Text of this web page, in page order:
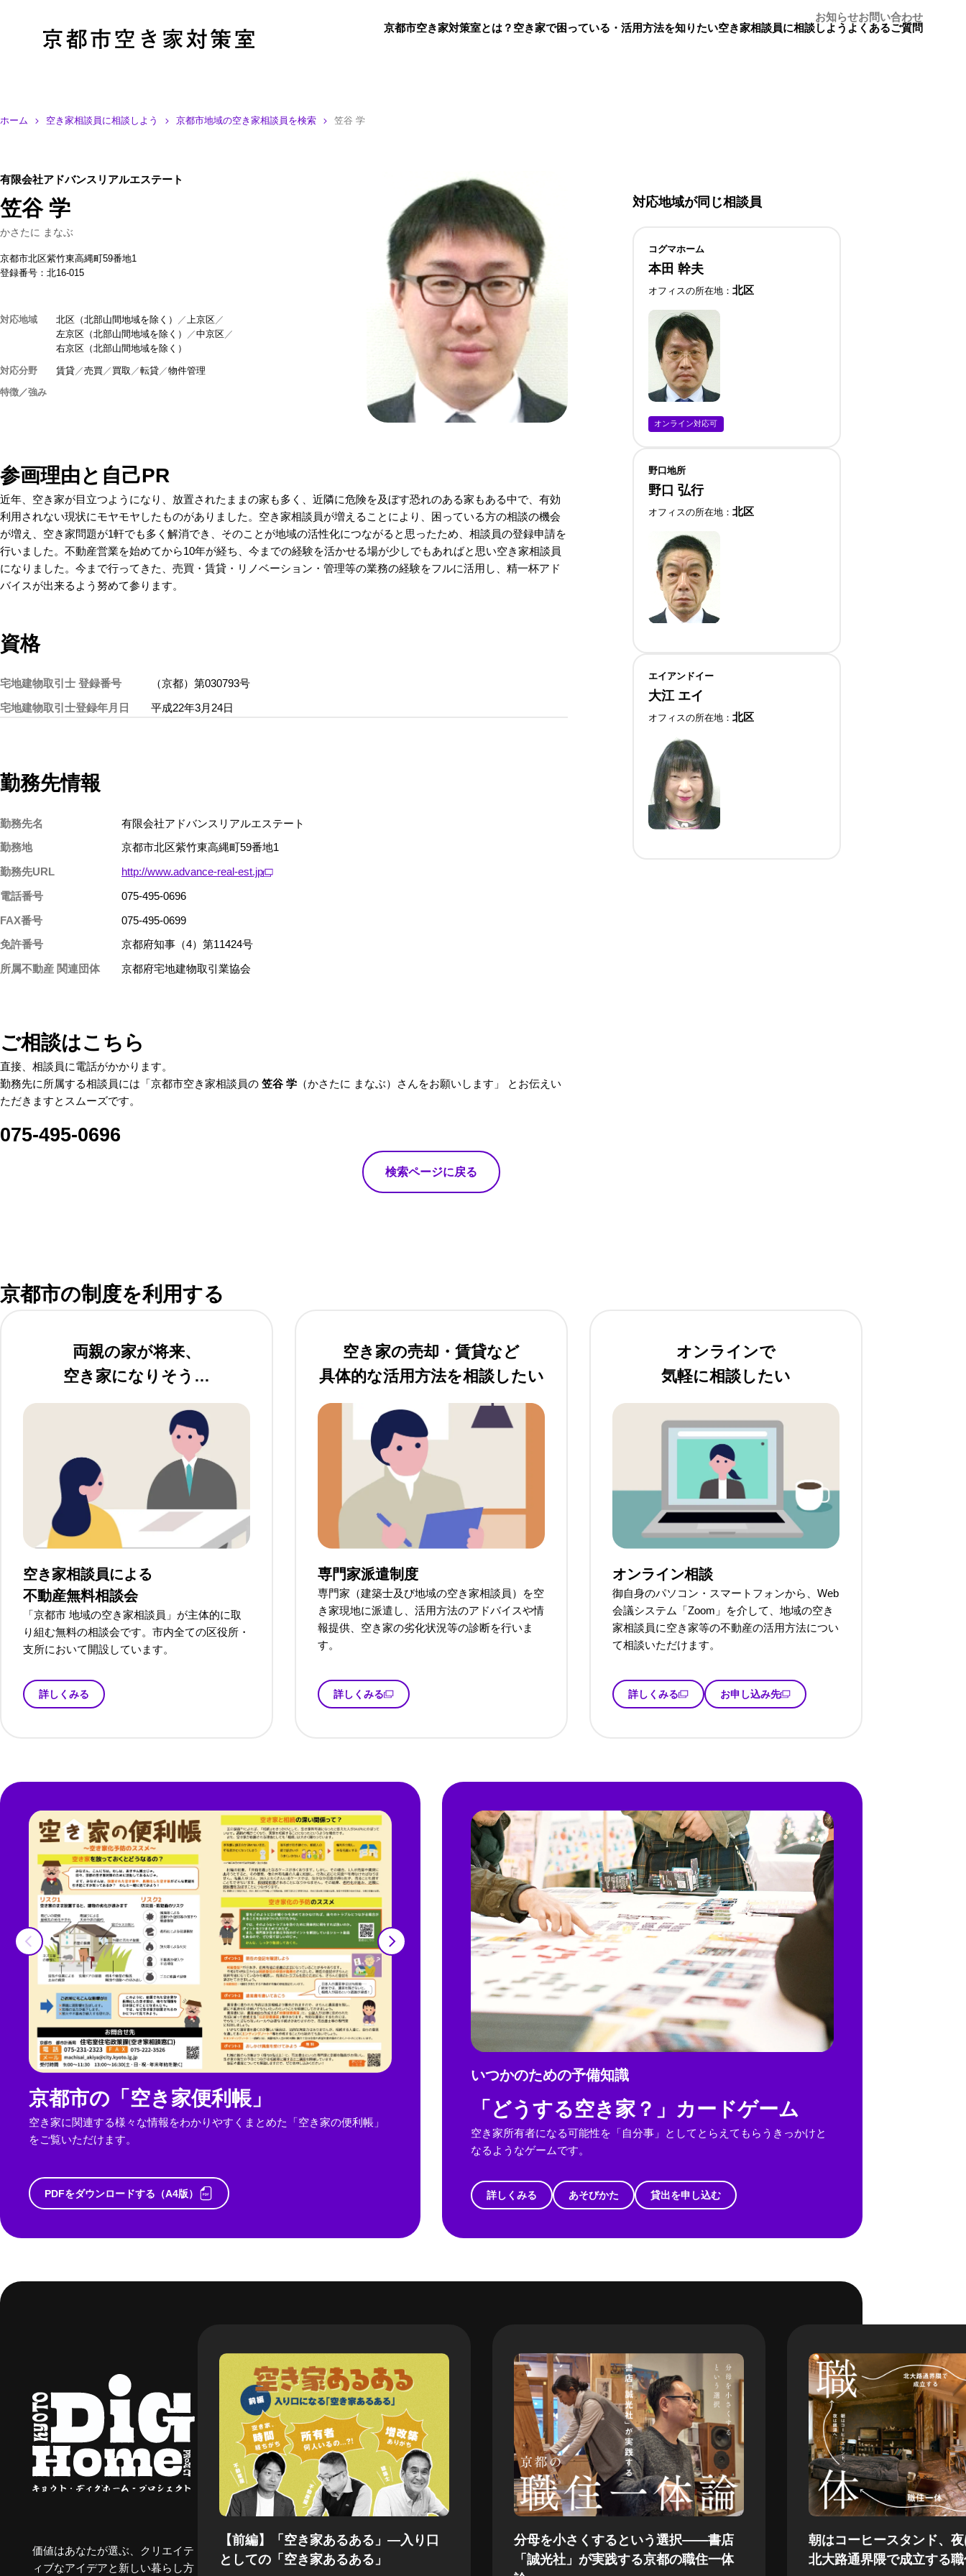
京都市空き家対策室とは？ 空き家で困っている・活用方法を知りたい空き家相談員に相談しよう よくあるご質問
お知らせお問い合わせ
ホーム 空き家相談員に相談しよう 京都市地域の空き家相談員を検索 笠谷 学
有限会社アドバンスリアルエステート
笠谷 学
かさたに まなぶ
京都市北区紫竹東高縄町59番地1
登録番号：北16-015
対応地域 北区（北部山間地域を除く）
上京区
左京区（北部山間地域を除く）
中京区
右京区（北部山間地域を除く）
対応分野 賃貸 売買 買取 転貸 物件管理
特徴／強み
参画理由と自己PR
近年、空き家が目立つようになり、放置されたままの家も多く、近隣に危険を及ぼす恐れのある家もある中で、有効
利用されない現状にモヤモヤしたものがありました。空き家相談員が増えることにより、困っている方の相談の機会
が増え、空き家問題が1軒でも多く解消でき、そのことが地域の活性化につながると思ったため、相談員の登録申請を
行いました。不動産営業を始めてから10年が経ち、今までの経験を活かせる場が少しでもあればと思い空き家相談員
になりました。今まで行ってきた、売買・賃貸・リノベーション・管理等の業務の経験をフルに活用し、精一杯アド
バイスが出来るよう努めて参ります。
資格
宅地建物取引士 登録番号
（京都）第030793号
宅地建物取引士登録年月日
平成22年3月24日
勤務先情報
勤務先名
有限会社アドバンスリアルエステート
勤務地
京都市北区紫竹東高縄町59番地1
勤務先URL
http://www.advance-real-est.jp
電話番号
075-495-0696
FAX番号
075-495-0699
免許番号
京都府知事（4）第11424号
所属不動産 関連団体
京都府宅地建物取引業協会
ご相談はこちら
直接、相談員に電話がかかります。
勤務先に所属する相談員には「京都市空き家相談員の 笠谷 学 （かさたに まなぶ）さんをお願いします」 とお伝えい
ただきますとスムーズです。
075-495-0696
対応地域が同じ相談員
コグマホーム
本田 幹夫
オフィスの所在地 北区
オンライン対応可
野口地所
野口 弘行
オフィスの所在地 北区
エイアンドイー
大江 エイ
オフィスの所在地 北区
検索ページに戻る
京都市の制度を利用する
両親の家が将来、
空き家になりそう…
空き家相談員による
不動産無料相談会
「京都市 地域の空き家相談員」が主体的に取
り組む無料の相談会です。市内全ての区役所・
支所において開設しています。
詳しくみる
空き家の売却・賃貸など
具体的な活用方法を相談したい
専門家派遣制度
専門家（建築士及び地域の空き家相談員）を空
き家現地に派遣し、活用方法のアドバイスや情
報提供、空き家の劣化状況等の診断を行いま
す。
詳しくみる
オンラインで
気軽に相談したい
オンライン相談
御自身のパソコン・スマートフォンから、Web
会議システム「Zoom」を介して、地域の空き
家相談員に空き家等の不動産の活用方法につい
て相談いただけます。
詳しくみる お申し込み先
京都市の「空き家便利帳」
空き家に関連する様々な情報をわかりやすくまとめた「空き家の便利帳」
をご覧いただけます。
PDFをダウンロードする（A4版）
いつかのための予備知識
「どうする空き家？」カードゲーム
空き家所有者になる可能性を「自分事」としてとらえてもらうきっかけと
なるようなゲームです。
詳しくみる あそびかた 貸出を申し込む
価値はあなたが選ぶ、クリエイテ
ィブなアイデアと新しい暮らし方
【前編】「空き家あるある」—入り口
としての「空き家あるある」
分母を小さくするという選択——書店
「誠光社」が実践する京都の職住一体
朝はコーヒースタンド、
北大路通界隈で成立する